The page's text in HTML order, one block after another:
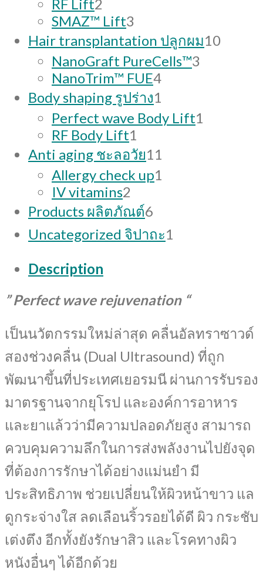
RF Lift2
products
SMAZ™ Lift3
products
Hair transplantation ปลูกผม1010
NanoGraft PureCells™3
NanoTrim™ FUE44
Body shaping รูปร่าง1
product
Perfect wave Body Lift1
RF Body Lift1
product
Anti aging ชะลอวัย11
Allergy check up1
IV vitamins2
products
Products ผลิตภัณต์6
products
Uncategorized จิปาถะ1
Description
” Perfect wave rejuvenation “
เป็นนวัตกรรมใหม่ล่าสุด คลื่นอัลทราซาวด์
สองช่วงคลื่น (Dual Ultrasound) ที่ถูก
พัฒนาขึ้นที่ประเทศเยอรมนี ผ่านการรับรอง
มาตรฐานจากยุโรป และองค์การอาหาร
และยาแล้วว่ามีความปลอดภัยสูง สามารถ
ควบคุมความลึกในการส่งพลังงานไปยังจุด
ที่ต้องการรักษาได้อย่างแม่นยำ มี
ประสิทธิภาพ ช่วยเปลี่ยนให้ผิวหน้าขาว แล
ดูกระจ่างใส ลดเลือนริ้วรอยได้ดี ผิว กระชับ
เต่งตึง อีกทั้งยังรักษาสิว และโรคทางผิว
หนังอื่นๆ ได้อีกด้วย